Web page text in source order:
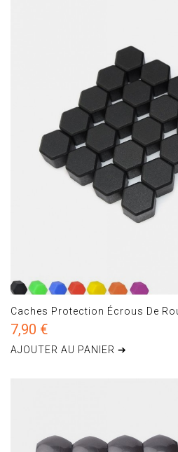
Caches Protection Écrous De
7,90 €
AJOUTER AU PANIER ➔